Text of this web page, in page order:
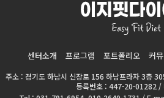
센터소개 프로그램 포트폴리오 커
주소 : 경기도 하남시 신장로 156 하남프라자 3층
등록번호 : 447-20-01282 /